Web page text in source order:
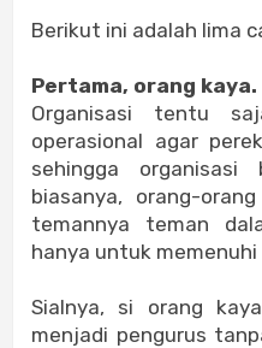
Berikut ini adalah lima
Pertama, orang kaya.
Organisasi tentu
operasional agar
sehingga
biasanya, orang-
temannya teman
hanya untuk
Sialnya, si orang
menjadi pengurus